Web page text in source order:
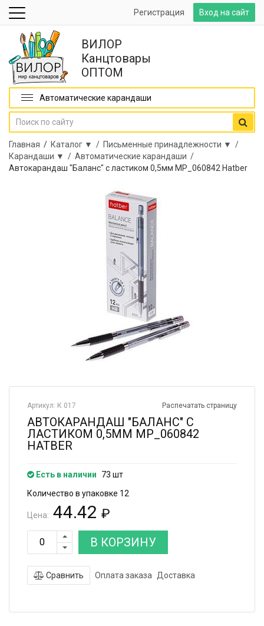
Вход на сайт
Регистрация
ВИЛОР
Канцтовары
ОПТОМ
Автоматические карандаши
Главная / Каталог ▼ / Письменные принадлежности ▼ /
Карандаши ▼ / Автоматические карандаши /
Автокарандаш "Баланс" с ластиком 0,5мм MP_060842 Hatber
Распечатать страницу
Артикул: К 017
АВТОКАРАНДАШ "БАЛАНС" С
ЛАСТИКОМ 0,5ММ MP_060842
HATBER
Есть в наличии
73 шт
Количество в упаковке 12
Цена: 44.42 ₽
В КОРЗИНУ
Сравнить Оплата заказа Доставка